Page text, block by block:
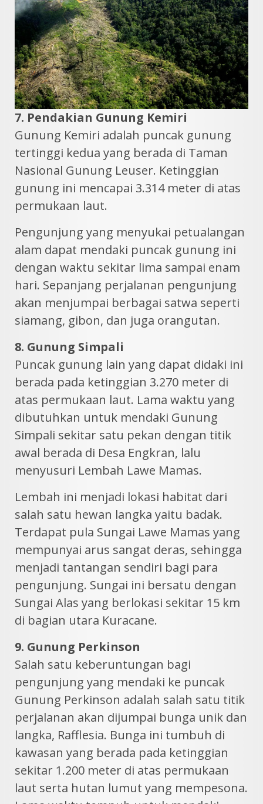
7. Pendakian Gunung Kemiri
Gunung Kemiri adalah puncak gunung
tertinggi kedua yang berada di Taman
Nasional Gunung Leuser. Ketinggian
gunung ini mencapai 3.314 meter di atas
permukaan laut.
Pengunjung yang menyukai petualangan
alam dapat mendaki puncak gunung ini
dengan waktu sekitar lima sampai enam
hari. Sepanjang perjalanan pengunjung
akan menjumpai berbagai satwa seperti
siamang, gibon, dan juga orangutan.
8. Gunung Simpali
Puncak gunung lain yang dapat didaki ini
berada pada ketinggian 3.270 meter di
atas permukaan laut. Lama waktu yang
dibutuhkan untuk mendaki Gunung
Simpali sekitar satu pekan dengan titik
awal berada di Desa Engkran, lalu
menyusuri Lembah Lawe Mamas.
Lembah ini menjadi lokasi habitat dari
salah satu hewan langka yaitu badak.
Terdapat pula Sungai Lawe Mamas yang
mempunyai arus sangat deras, sehingga
menjadi tantangan sendiri bagi para
pengunjung. Sungai ini bersatu dengan
Sungai Alas yang berlokasi sekitar 15 km
di bagian utara Kuracane.
9. Gunung Perkinson
Salah satu keberuntungan bagi
pengunjung yang mendaki ke puncak
Gunung Perkinson adalah salah satu titik
perjalanan akan dijumpai bunga unik dan
langka, Rafflesia. Bunga ini tumbuh di
kawasan yang berada pada ketinggian
sekitar 1.200 meter di atas permukaan
laut serta hutan lumut yang mempesona.